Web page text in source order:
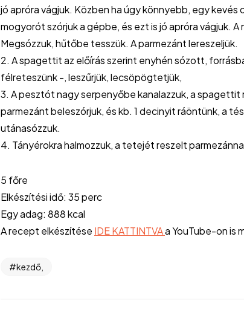
jó apróra vágjuk. Közben ha úgy könnyebb, egy kevés
mogyorót szórjuk a gépbe, és ezt is jó apróra vágjuk.
Megsózzuk, hűtőbe tesszük. A parmezánt lereszeljük.
2. A spagettit az előírás szerint enyhén sózott,
félreteszünk -, leszűrjük, lecsöpögtetjük,
3. A pesztót nagy serpenyőbe kanalazzuk, a
parmezánt beleszórjuk, és kb. 1 decinyit ráöntünk, a
utánasózzuk.
4. Tányérokra halmozzuk, a tetejét reszelt
5 főre
Elkészítési idő: 35 perc
Egy adag: 888 kcal
A recept elkészítése IDE KATTINTVAa YouTube-on is
kezdő,